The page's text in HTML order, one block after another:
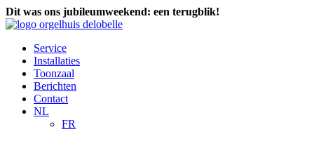
Ga
naar
inhoud
Dit was ons jubileumweekend: een terugblik!
Service
Installaties
Toonzaal
Berichten
Contact
NL
FR